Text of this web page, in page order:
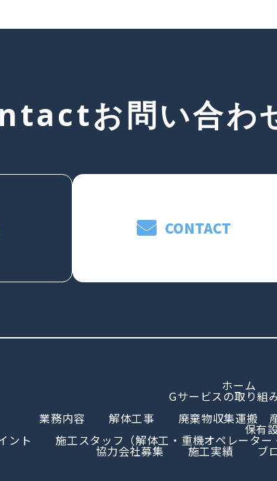
お問い合わ
CONTACT
ホーム
Gサービスの取り組
業務内容
解体工事 廃棄物収集運搬
保有
ント 施工スタッフ（解体工・重機オペレータ
協力会社募集 施工実績
ブ